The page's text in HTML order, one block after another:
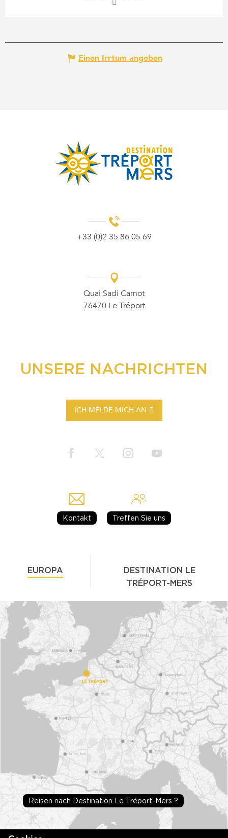
Einen Irrtum angeben
+33 (0)2 35 86 05 69
Quai Sadi Carnot
76470 Le Tréport
UNSERE NACHRICHTEN
ICH MELDE MICH AN
Kontakt Treffen Sie uns
EUROPA
DESTINATION LE
TRÉPORT-MERS
Reisen nach Destination Le Tréport-Mers ?